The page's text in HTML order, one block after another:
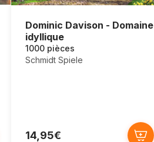
Dominic Davison - Domaine
idyllique
1000 pièces
Schmidt Spiele
14,95€